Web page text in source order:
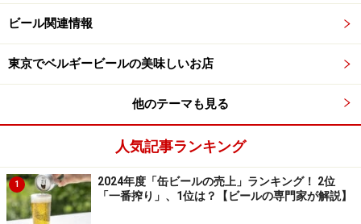
ビール関連情報
東京でベルギービールの美味しいお店
他のテーマも見る
人気記事ランキング
1
2024年度「缶ビールの売上」ランキング！ 2位
「一番搾り」、1位は？【ビールの専門家が解説】